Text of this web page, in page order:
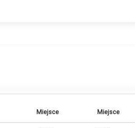
Miejsce Miejsce